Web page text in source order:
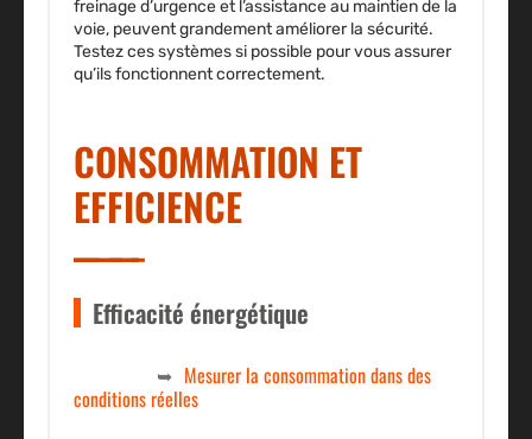
freinage d’urgence et l’assistance au maintien de la
voie, peuvent grandement améliorer la sécurité.
Testez ces systèmes si possible pour vous assurer
qu’ils fonctionnent correctement.
CONSOMMATION ET
EFFICIENCE
Efficacité énergétique
Mesurer la consommation dans des
conditions réelles